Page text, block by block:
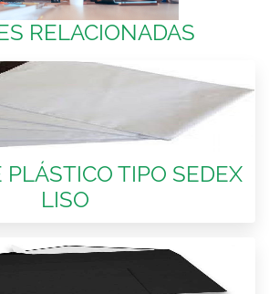
RELACIONADAS
PLÁSTICO TIPO SEDEX
LISO